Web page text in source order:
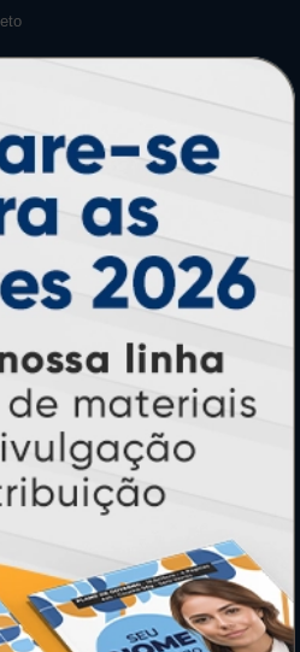
terá valor adicional.
ter acréscimo.
de acordo com prestador de